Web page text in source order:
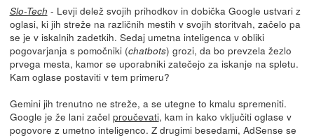
Slo-Tech - Levji delež svojih prihodkov in dobička Google ustvari z
oglasi, ki jih streže na različnih mestih v svojih storitvah, začelo pa
se je v iskalnih zadetkih. Sedaj umetna inteligenca v obliki
pogovarjanja s pomočniki (chatbots) grozi, da bo prevzela žezlo
prvega mesta, kamor se uporabniki zatečejo za iskanje na spletu.
Kam oglase postaviti v tem primeru?
Gemini jih trenutno ne streže, a se utegne to kmalu spremeniti.
Google je že lani začel proučevati, kam in kako vključiti oglase v
pogovore z umetno inteligenco. Z drugimi besedami, AdSense se